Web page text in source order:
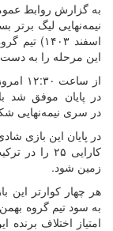
به گزارش روابط
اسفند
این مرحله را به دست
از
در سری نیمه‌نهایی
کارایی ۲۵
زمین شود.
امتیاز اختلاف